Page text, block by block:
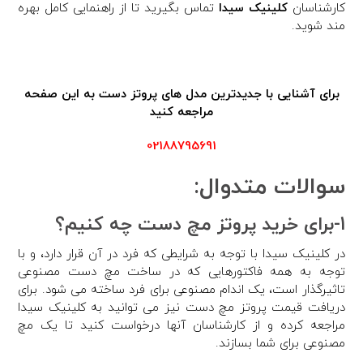
کارشناسان کلینیک سیدا تماس بگیرید تا از راهنمایی کامل بهره
مند شوید.
برای آشنایی با جدیدترین مدل های پروتز دست به این صفحه
مراجعه کنید
02188795691
سوالات متدوال:
1-برای خرید پروتز مچ دست چه کنیم؟
در کلینیک سیدا با توجه به شرایطی که فرد در آن قرار دارد، و با
توجه به همه فاکتورهایی که در ساخت مچ دست مصنوعی
تاثیرگذار است، یک اندام مصنوعی برای فرد ساخته می شود. برای
دریافت قیمت پروتز مچ دست نیز می توانید به کلینیک سیدا
مراجعه کرده و از کارشناسان آنها درخواست کنید تا یک مچ
مصنوعی برای شما بسازند.